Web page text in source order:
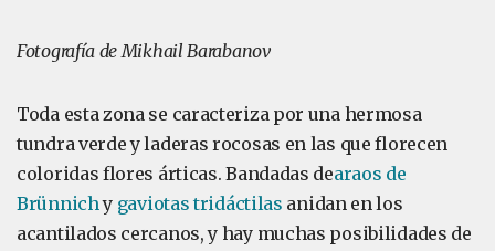
Fotografía de Mikhail Barabanov
Toda esta zona se caracteriza por una hermosa
tundra verde y laderas rocosas en las que florecen
coloridas flores árticas. Bandadas dearaos de
Brünnichy gaviotas tridáctilas anidan en los
acantilados cercanos, y hay muchas posibilidades de